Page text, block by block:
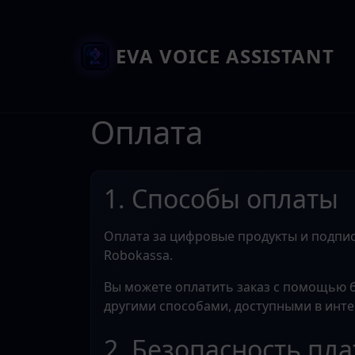
EVA VOICE ASSISTANT
Оплата
1. Способы оплаты
Оплата за цифровые продукты и
Robokassa.
Вы можете оплатить заказ с помощью
другими способами, доступными в